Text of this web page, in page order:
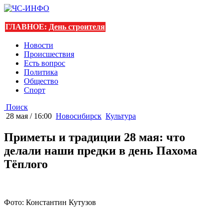
ГЛАВНОЕ: День строителя
Новости
Происшествия
Есть вопрос
Политика
Общество
Спорт
Поиск
28 мая / 16:00 Новосибирск Культура
Приметы и традиции 28 мая: что
делали наши предки в день Пахома
Тёплого
Фото: Константин Кутузов